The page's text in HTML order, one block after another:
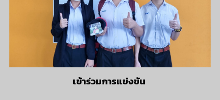
เข้าร่วมการแข่งขัน